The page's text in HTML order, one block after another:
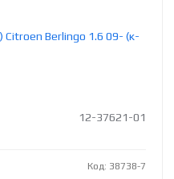
Citroen Berlingo 1.6 09- (к-
12-37621-01
Код: 38738-7